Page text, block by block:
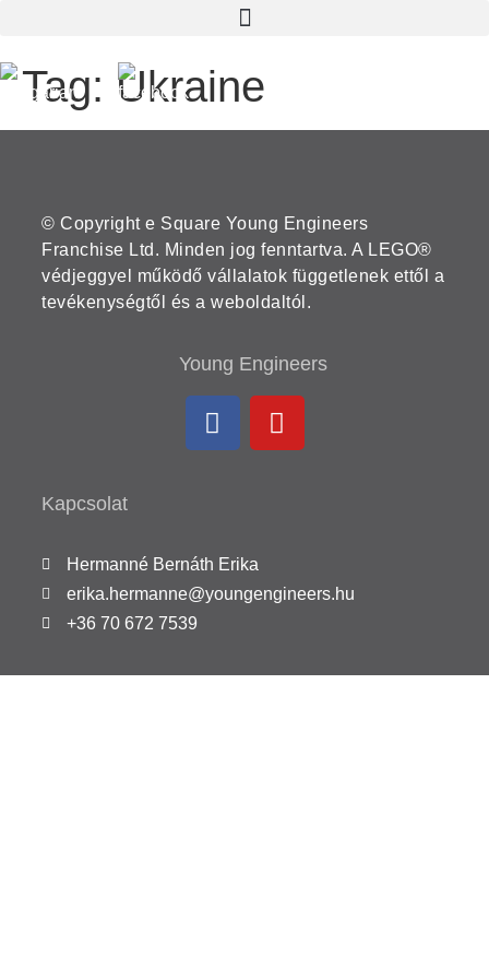
Tag: Ukraine
© Copyright e Square Young Engineers
Franchise Ltd. Minden jog fenntartva. A LEGO®
védjeggyel működő vállalatok függetlenek ettől a
tevékenységtől és a weboldaltól.
Young Engineers
Kapcsolat
Hermanné Bernáth Erika
erika.hermanne@youngengineers.hu
+36 70 672 7539